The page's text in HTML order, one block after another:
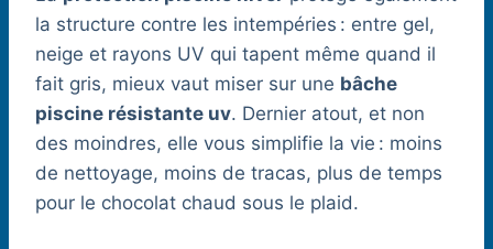
la structure contre les intempéries : entre gel,
neige et rayons UV qui tapent même quand il
fait gris, mieux vaut miser sur une bâche
piscine résistante uv. Dernier atout, et non
des moindres, elle vous simplifie la vie : moins
de nettoyage, moins de tracas, plus de temps
pour le chocolat chaud sous le plaid.